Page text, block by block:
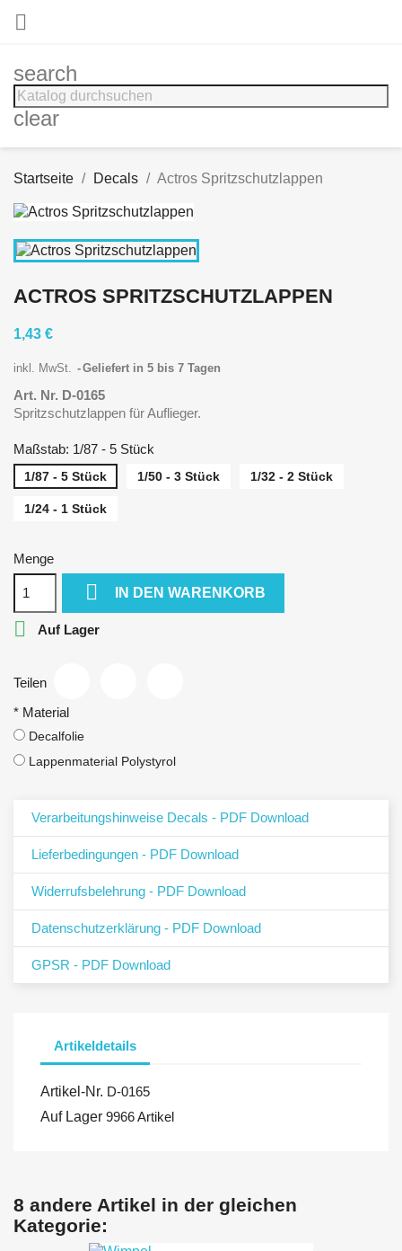

search
clear
Startseite Decals Actros Spritzschutzlappen
ACTROS SPRITZSCHUTZLAPPEN
1,43 €
inkl. MwSt. Geliefert in 5 bis 7 Tagen
Art. Nr. D-0165
Spritzschutzlappen für Auflieger.
Maßstab: 1/87 - 5 Stück
1/87 - 5 Stück 1/50 - 3 Stück 1/32 - 2 Stück
1/24 - 1 Stück
Menge
 IN DEN WARENKORB
 Auf Lager
Teilen
* Material
Decalfolie
Lappenmaterial Polystyrol
Verarbeitungshinweise Decals - PDF Download
Lieferbedingungen - PDF Download
Widerrufsbelehrung - PDF Download
Datenschutzerklärung - PDF Download
GPSR - PDF Download
Artikeldetails
Artikel-Nr. D-0165
Auf Lager 9966 Artikel
8 andere Artikel in der gleichen
Kategorie: